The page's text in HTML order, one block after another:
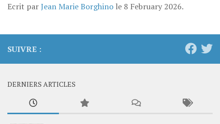
Ecrit parJean Marie Borghino le 8 February 2026.
SUIVRE :
DERNIERS ARTICLES